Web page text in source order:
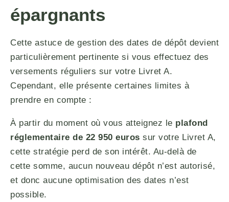
épargnants
Cette astuce de gestion des dates de dépôt devient
particulièrement pertinente si vous effectuez des
versements réguliers sur votre Livret A.
Cependant, elle présente certaines limites à
prendre en compte :
À partir du moment où vous atteignez le plafond
réglementaire de 22 950 euros sur votre Livret A,
cette stratégie perd de son intérêt. Au-delà de
cette somme, aucun nouveau dépôt n’est autorisé,
et donc aucune optimisation des dates n’est
possible.